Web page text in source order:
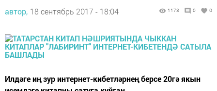
автор, 18 сентябрь 2017 - 18:04 1173 0 0
Илдәге иң зур интернет-кибетләрнең берсе 20гә якын